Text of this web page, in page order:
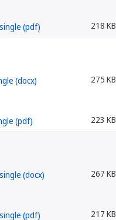
218 KB
275 KB
223 KB
267 KB
217 KB